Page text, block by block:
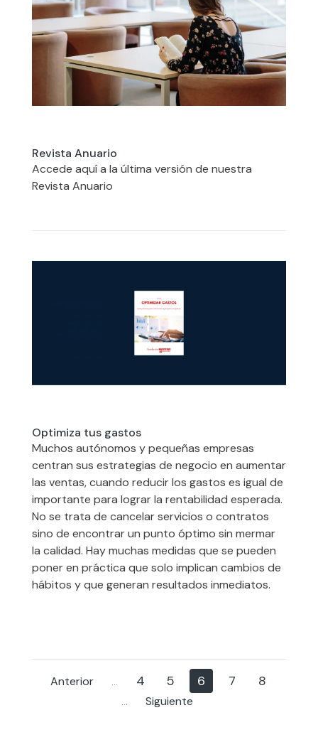
Revista Anuario
Accede aquí a la última versión de nuestra
Revista Anuario
Optimiza tus gastos
Muchos autónomos y pequeñas empresas
centran sus estrategias de negocio en aumentar
las ventas, cuando reducir los gastos es igual de
importante para lograr la rentabilidad esperada.
No se trata de cancelar servicios o contratos
sino de encontrar un punto óptimo sin mermar
la calidad. Hay muchas medidas que se pueden
poner en práctica que solo implican cambios de
hábitos y que generan resultados inmediatos.
Anterior ... 4 5 6 7 8
... Siguiente